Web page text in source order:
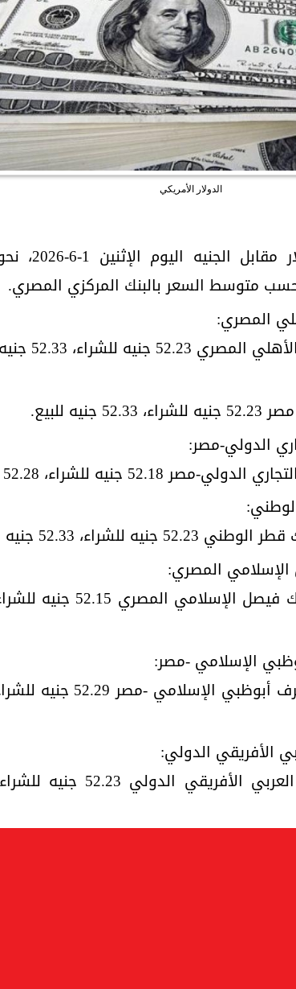
الدولار الأمريكي
المصري:
للشراء، 52.33 جنيه للبيع.
للبيع.
الدولي-مصر:
جنيه للشراء، 52.28 جنيه للبيع.
52.33 جنيه للبيع.
المصري:
الإسلامي -مصر:
الأفريقي الدولي: